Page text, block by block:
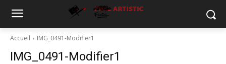
Accueil IMG_0491-Modifier1
IMG_0491-Modifier1